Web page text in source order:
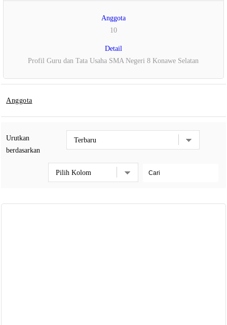
Anggota
10
Detail
Profil Guru dan Tata Usaha SMA Negeri 8 Konawe Selatan
Anggota
Urutkan
berdasarkan